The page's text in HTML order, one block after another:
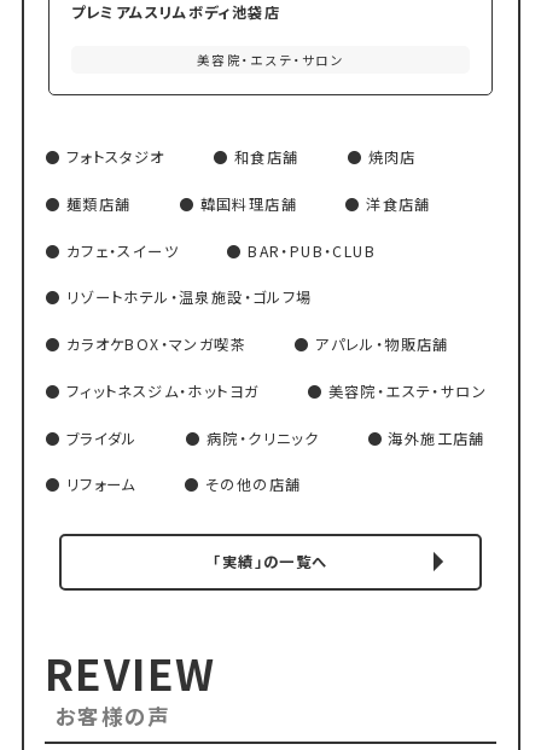
プレミアムスリムボディ池袋店
美容院・エステ・サロン
フォトスタジオ 和食店舗 焼肉店
麺類店舗 韓国料理店舗 洋食店舗
カフェ・スイーツ BAR・PUB・CLUB
リゾートホテル・温泉施設・ゴルフ場
カラオケBOX・マンガ喫茶 アパレル・物販店舗
フィットネスジム・ホットヨガ 美容院・エステ・サロン
ブライダル 病院・クリニック 海外施工店舗
リフォーム その他の店舗
「実績」の一覧へ
REVIEW
お客様の声